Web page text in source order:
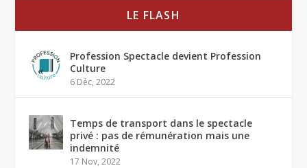
LE FLASH
Profession Spectacle devient Profession
Culture
6 Déc, 2022
Temps de transport dans le spectacle
privé : pas de rémunération mais une
indemnité
17 Nov, 2022